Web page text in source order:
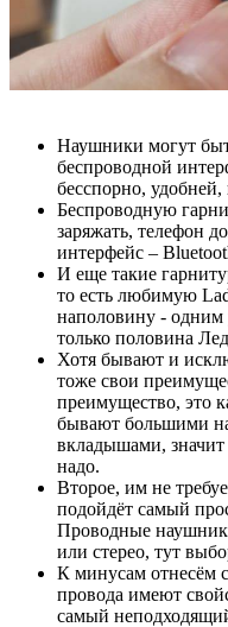
Наушники могут
беспроводной
бесспорно, удобней,
Беспроводную
заряжать, телефон
интерфейс –
И еще такие
то есть любимую
наполовину - одним
только половина
Хотя бывают и
тоже свои
преимущество, это
бывают большими
вкладышами, значит
надо.
Второе, им не
подойдёт самый
Проводные
или стерео, тут
К минусам отнесём
провода имеют
самый